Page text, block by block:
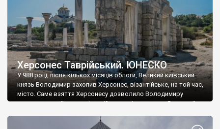
Херсонес Таврійський. ЮНЕСКО
У 988 році, після кількох місяців облоги, Великий київський
князь Володимир захопив Херсонес, візантійське, на той час,
місто. Саме взяття Херсонесу дозволило Володимиру
диктувати свої умови візантійському імператору Василю ІІ, та
Херсонесі Володимир-язичник, став Василем-християнином.